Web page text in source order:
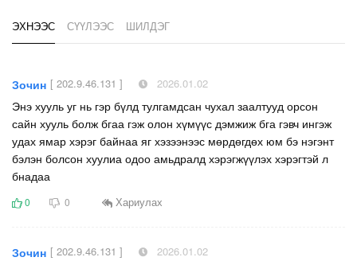
ЭХНЭЭС СҮҮЛЭЭС ШИЛДЭГ
Зочин [ 202.9.46.131 ] 2026.01.02
Энэ хууль уг нь гэр бүлд тулгамдсан чухал заалтууд орсон
сайн хууль болж бгаа гэж олон хүмүүс дэмжиж бга гэвч ингэж
удах ямар хэрэг байнаа яг хэзээнээс мөрдөгдөх юм бэ нэгэнт
бэлэн болсон хуулиа одоо амьдралд хэрэгжүүлэх хэрэгтэй л
бнадаа
0 0 Хариулах
Зочин [ 202.9.46.131 ] 2026.01.02